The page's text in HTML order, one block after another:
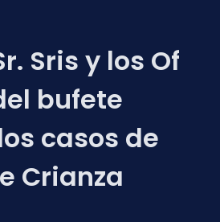
Sris y los Of
bufete
casos de
Crianza